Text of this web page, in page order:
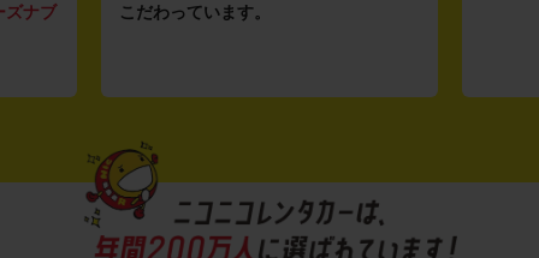
ズナブ
こだわっています。